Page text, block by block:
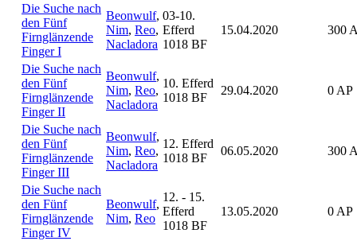
Die Suche nach
den Fünf
Firnglänzende
Finger I
Beonwulf,
Nim, Reo,
Nacladora
03-10.
Efferd
1018 BF
15.04.2020 300
Die Suche nach
den Fünf
Firnglänzende
Finger II
Beonwulf,
Nim, Reo,
Nacladora
10. Efferd
1018 BF
29.04.2020 0 AP
Die Suche nach
den Fünf
Firnglänzende
Finger III
Beonwulf,
Nim, Reo,
Nacladora
12. Efferd
1018 BF
06.05.2020 300
Die Suche nach
den Fünf
Firnglänzende
Finger IV
Beonwulf,
Nim, Reo
12. - 15.
Efferd
1018 BF
13.05.2020 0 AP